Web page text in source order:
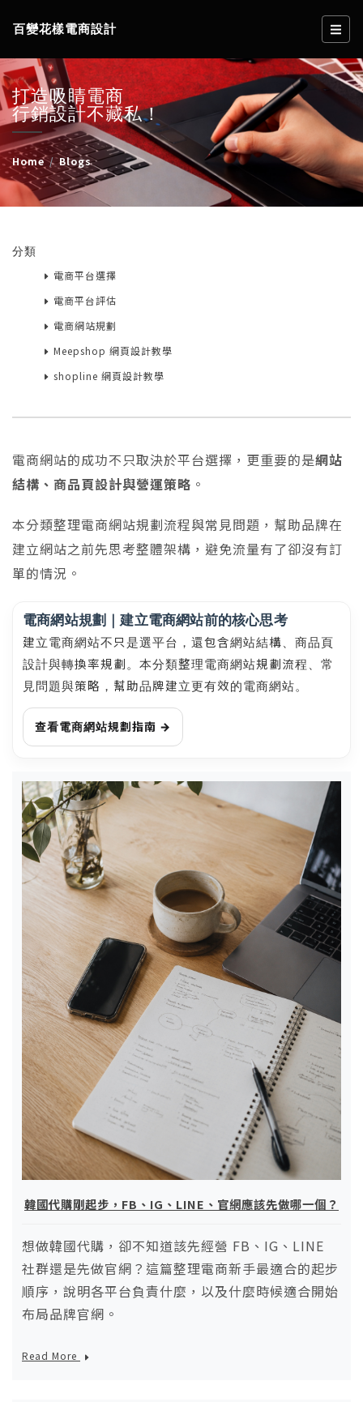
百變花樣電商設計
打造吸睛電商
行銷設計不藏私！
Home Blogs
分類
電商平台選擇
電商平台評估
電商網站規劃
Meepshop 網頁設計教學
shopline 網頁設計教學
電商網站的成功不只取決於平台選擇，更重要的是網站
結構、商品頁設計與營運策略 。
本分類整理電商網站規劃流程與常見問題，幫助品牌在
建立網站之前先思考整體架構，避免流量有了卻沒有訂
單的情況。
電商網站規劃｜建立電商網站前的核心思考
建立電商網站不只是選平台，還包含網站結構、商品頁
設計與轉換率規劃。本分類整理電商網站規劃流程、常
見問題與策略，幫助品牌建立更有效的電商網站。
查看電商網站規劃指南 →
韓國代購剛起步，FB、IG、LINE、官網應該先做哪一個？
想做韓國代購，卻不知道該先經營 FB、IG、LINE
社群還是先做官網？這篇整理電商新手最適合的起步
順序，說明各平台負責什麼，以及什麼時候適合開始
布局品牌官網。
Read More